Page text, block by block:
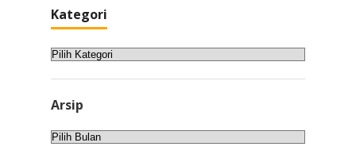
Kategori
Kategori
Arsip
Arsip